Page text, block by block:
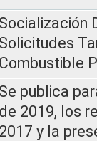
Socialización
Solicitudes
Combustible
Se publica
de 2019, los
2017 y la